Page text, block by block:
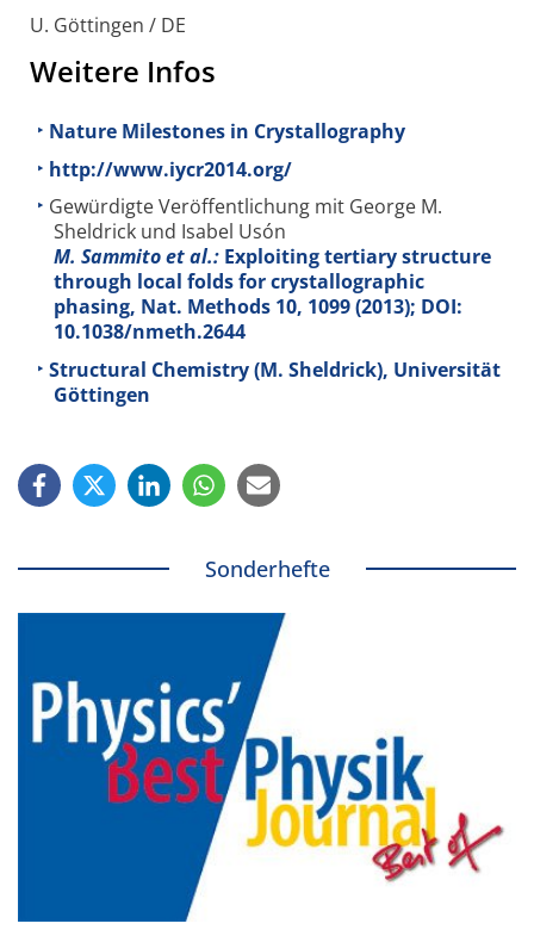
U. Göttingen / DE
Weitere Infos
Nature Milestones in Crystallography
http://www.iycr2014.org/
Gewürdigte Veröffentlichung mit George M.
Sheldrick und Isabel Usón
M. Sammito et al.: Exploiting tertiary structure
through local folds for crystallographic
phasing, Nat. Methods 10, 1099 (2013); DOI:
10.1038/nmeth.2644
Structural Chemistry (M. Sheldrick), Universität
Göttingen
Sonderhefte